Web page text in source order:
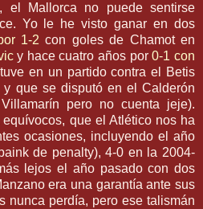
el
Mallorcano puede sentirse
Yo le he visto ganar en dos
1-2 con goles de Chamoten
y hacecuatro años por0-1 con
en un partido contra el
Betis
y que se disputó en el Calderón
Villamarín pero no cuenta jeje).
equívocos, que el Atlético nos ha
ocasiones, incluyendo el año
de penalty), 4-0 en la 2004-
lejos el año pasado con dos
era una garantía ante sus
nunca perdía, pero ese talismán